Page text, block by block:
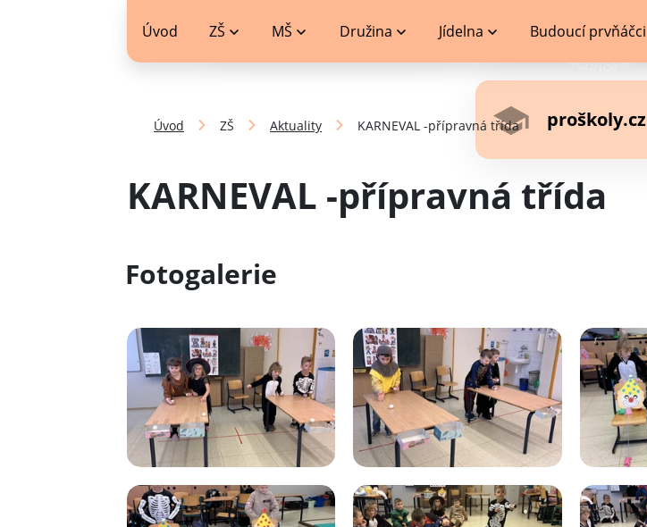
Úvod ZŠ MŠ Družina Jídelna Budoucí prvňáčci
proškoly.cz
Úvod ZŠ Aktuality KARNEVAL -přípravná třída
KARNEVAL -přípravná třída
Fotogalerie